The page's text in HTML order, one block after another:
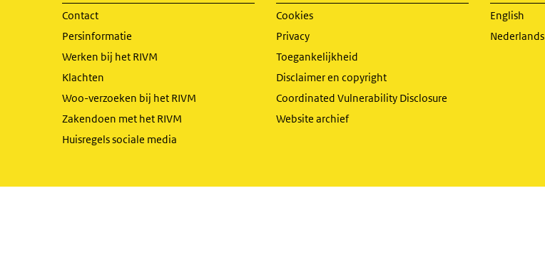
Contact
Persinformatie
Werken bij het RIVM
Klachten
Woo-verzoeken bij het RIVM
Zakendoen met het RIVM
Huisregels sociale media
Cookies
Privacy
Toegankelijkheid
Disclaimer en copyright
Coordinated Vulnerability Disclosure
Website archief
English
Nederlands